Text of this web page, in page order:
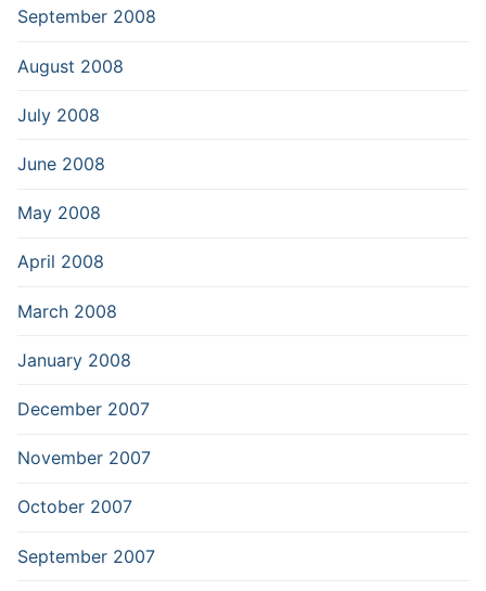
September 2008
August 2008
July 2008
June 2008
May 2008
April 2008
March 2008
January 2008
December 2007
November 2007
October 2007
September 2007